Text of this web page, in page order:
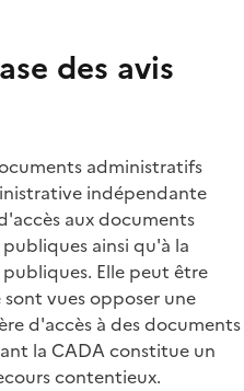
des avis
administratifs
indépendante
aux documents
ainsi qu'à la
Elle peut être
sont vues opposer une
d'accès à des documents
la CADA constitue un
contentieux.